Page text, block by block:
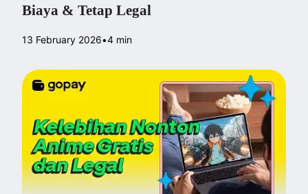
Biaya & Tetap Legal
13 February 2026•4 min